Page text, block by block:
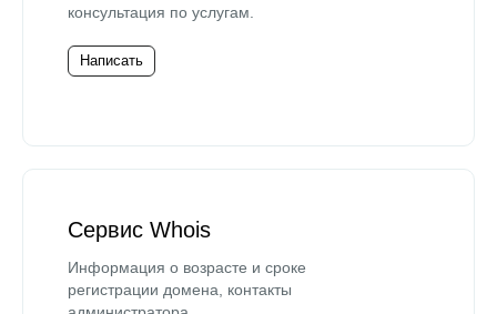
консультация по услугам.
Написать
Сервис Whois
Информация о возрасте и сроке
регистрации домена, контакты